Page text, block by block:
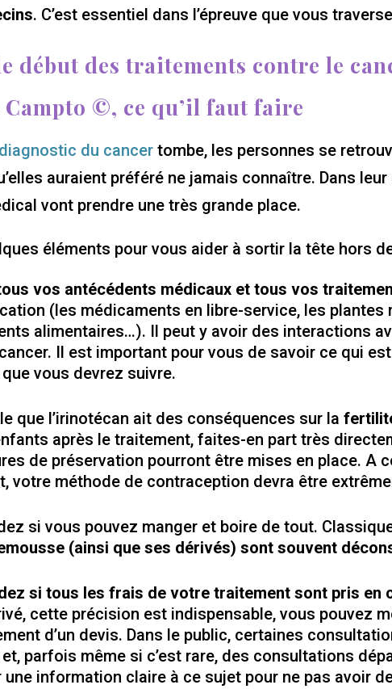
. C’est essentiel dans l’épreuve que vous
début des traitements contre le
Campto ©, ce qu’il faut faire
diagnostic du cancer tombe, les personnes se
auraient préféré ne jamais connaître. Dans
vont prendre une très grande place.
éléments pour vous aider à sortir la tête hors de
vos antécédents médicaux et tous vos
(les médicaments en libre-service, les plantes
alimentaires…). Il peut y avoir des interactions
Il est important pour vous de savoir ce qui
vous devrez suivre.
que l’irinotécan ait des conséquences sur la
après le traitement, faites-en part très
de préservation pourront être mises en place. A
votre méthode de contraception devra être
si vous pouvez manger et boire de tout.
(ainsi que ses dérivés) sont souvent
si tous les frais de votre traitement sont pris en
cette précision est indispensable, vous pouvez
d’un devis. Dans le public, certaines
parfois même si c’est rare, des consultations
une information claire à ce sujet pour ne pas avoir